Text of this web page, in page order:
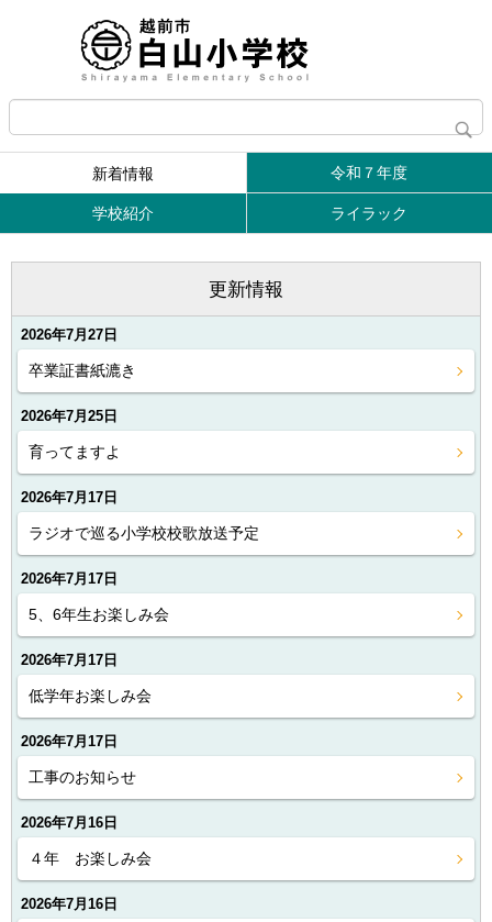
新着情報 令和７年度
学校紹介 ライラック
更新情報
2026年7月27日
卒業証書紙漉き
2026年7月25日
育ってますよ
2026年7月17日
ラジオで巡る小学校校歌放送予定
2026年7月17日
5、6年生お楽しみ会
2026年7月17日
低学年お楽しみ会
2026年7月17日
工事のお知らせ
2026年7月16日
４年 お楽しみ会
2026年7月16日